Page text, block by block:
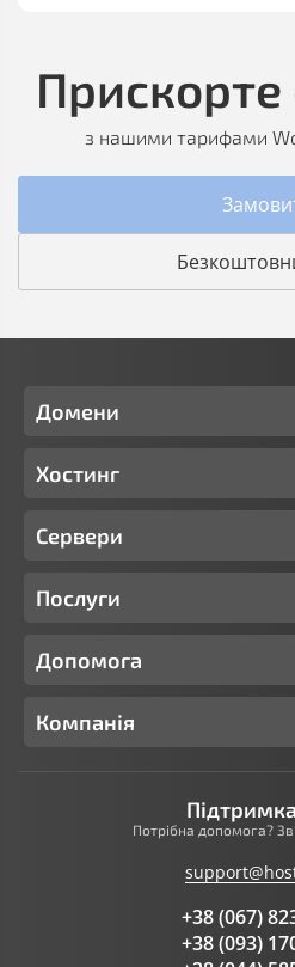
Прискорте
з нашими тарифами
Домени
Хостинг
Сервери
Послуги
Допомога
Компанія
Потрібна допомога?
+38 (067)
+38 (093)